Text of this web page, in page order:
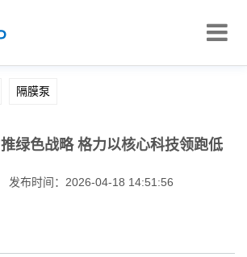
隔膜泵
绿色战略 格力以核心科技领跑低
发布时间：2026-04-18 14:51:56